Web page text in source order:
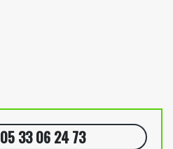
05 33 06 24 73